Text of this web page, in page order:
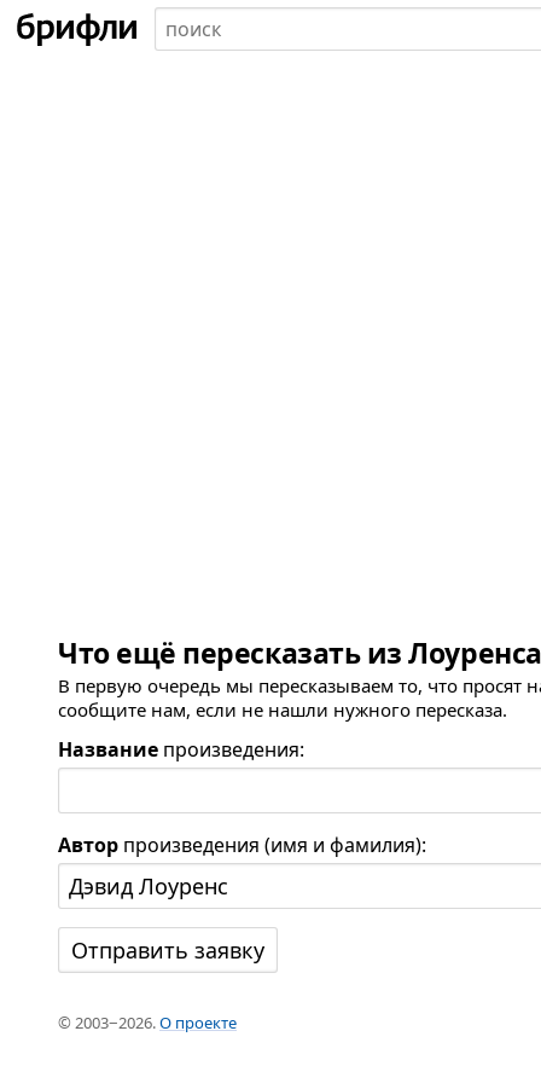
Что ещё пересказать из
В первую очередь мы пересказываем то, что просят
сообщите нам, если не нашли нужного пересказа.
Название произведения:
Автор произведения (имя и фамилия):
© 2003−2026.О проекте